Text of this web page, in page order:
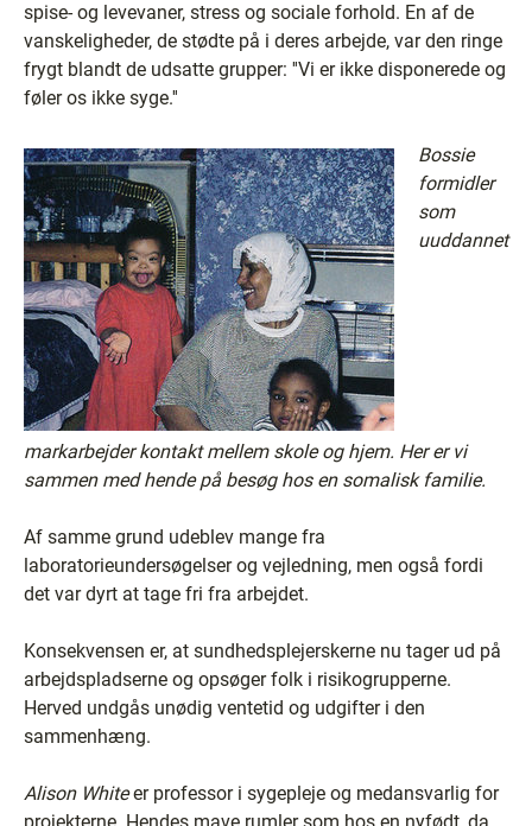
spise- og levevaner, stress og sociale forhold. En af de
vanskeligheder, de stødte på i deres arbejde, var den ringe
frygt blandt de udsatte grupper: ''Vi er ikke disponerede og
føler os ikke syge.''
Bossie
formidler
som
uuddannet
markarbejder kontakt mellem skole og hjem. Her er vi
sammen med hende på besøg hos en somalisk familie.
Af samme grund udeblev mange fra
laboratorieundersøgelser og vejledning, men også fordi
det var dyrt at tage fri fra arbejdet.
Konsekvensen er, at sundhedsplejerskerne nu tager ud på
arbejdspladserne og opsøger folk i risikogrupperne.
Herved undgås unødig ventetid og udgifter i den
sammenhæng.
Alison Whiteer professor i sygepleje og medansvarlig for